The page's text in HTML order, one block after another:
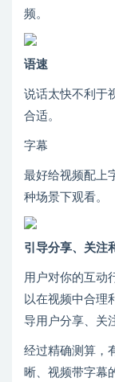
频。
语速
说话太快不利于
合适。
字幕
最好给视频配上
种场景下观看。
引导分享、关注
用户对你的互动
以在视频中合理
导用户分享、关
经过精确测算，
晰、视频带字幕